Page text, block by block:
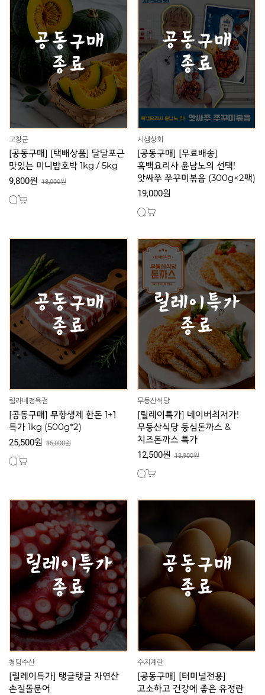
고창군
[공동구매] [택배상품] 달달포근
맛있는 미니밤호박 1kg / 5kg
9,800원 18,000원
시샘상회
[공동구매] [무료배송]
흑백요리사 윤남노의 선택!
앗싸쭈 쭈꾸미볶음 (300g×2팩)
19,000원
릴라네정육점
[공동구매] 무항생제 한돈 1+1
특가 1kg (500g*2)
25,500원 35,000원
무등산식당
[릴레이특가] 네이버최저가!
무등산식당 등심돈까스 &
치즈돈까스 특가
12,500원 18,900원
청담수산
[릴레이특가] 탱글탱글 자연산
손질돌문어
수지계란
[공동구매] [터미널전용]
고소하고 건강에 좋은 유정란